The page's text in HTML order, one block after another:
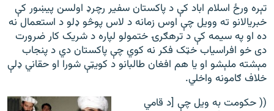
تېره ورځ اسلام اباد کې د پاکستان سفير رچرډ اولسن پيښور کې
خبريالانو ته وويل چې اوس زمانه د لاس پوڅو ډلو د استعمال نه
ده او په سيمه کې د ترهګرۍ ختمولو لپاره د شريک کار ضرورت
دی خو افراسياب خټک فکر نه کوي چې پاکستان دي د پنجاب
مېشته ملېشو او يا هم افغان طالبانو د کويټې شورا او حقاني ډلې
خلاف ګامونه واخلي.
(( حکومت به ويل چې [د قامي